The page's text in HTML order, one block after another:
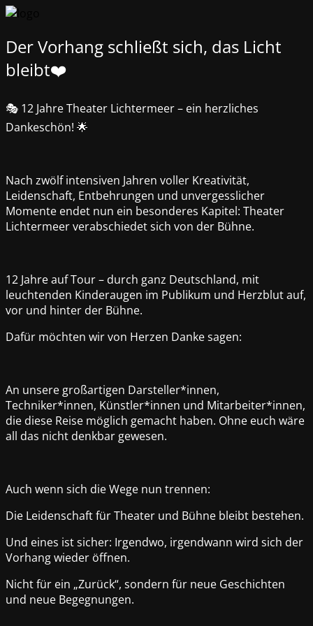
Der Vorhang schließt sich, das Licht
bleibt❤️
🎭 12 Jahre Theater Lichtermeer – ein herzliches
Dankeschön! 🌟
Nach zwölf intensiven Jahren voller Kreativität,
Leidenschaft, Entbehrungen und unvergesslicher
Momente endet nun ein besonderes Kapitel: Theater
Lichtermeer verabschiedet sich von der Bühne.
12 Jahre auf Tour – durch ganz Deutschland, mit
leuchtenden Kinderaugen im Publikum und Herzblut auf,
vor und hinter der Bühne.
Dafür möchten wir von Herzen Danke sagen:
An unsere großartigen Darsteller*innen,
Techniker*innen, Künstler*innen und Mitarbeiter*innen,
die diese Reise möglich gemacht haben. Ohne euch wäre
all das nicht denkbar gewesen.
Auch wenn sich die Wege nun trennen:
Die Leidenschaft für Theater und Bühne bleibt bestehen.
Und eines ist sicher: Irgendwo, irgendwann wird sich der
Vorhang wieder öffnen.
Nicht für ein „Zurück“, sondern für neue Geschichten
und neue Begegnungen.